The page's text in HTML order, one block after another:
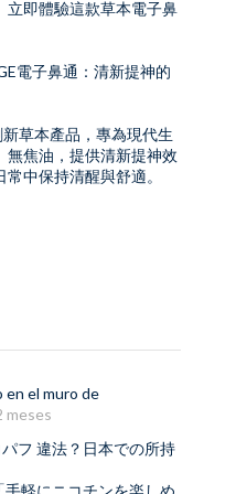
立即體驗這款草本電子鼻
電子鼻通：清新提神的
草本產品，專為現代生
無焦油，提供清新提神效
中保持清醒與舒適。
en el muro de
meses
フ 違法？日本での所持